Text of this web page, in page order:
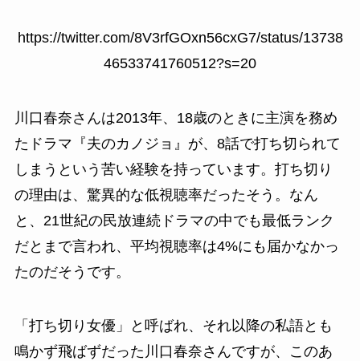
https://twitter.com/8V3rfGOxn56cxG7/status/13738
46533741760512?s=20
川口春奈さんは2013年、18歳のときに主演を務め
たドラマ『夫のカノジョ』が、8話で打ち切られて
しまうという苦い経験を持っています。打ち切り
の理由は、驚異的な低視聴率だったそう。なん
と、21世紀の民放連続ドラマの中でも最低ランク
だとまで言われ、平均視聴率は4%にも届かなかっ
たのだそうです。
「打ち切り女優」と呼ばれ、それ以降の私語とも
鳴かず飛ばずだった川口春奈さんですが、このあ